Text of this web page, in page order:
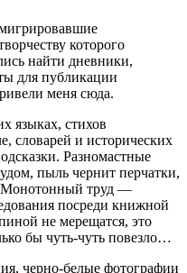
которого
найти дневники,
для публикации
меня сюда.
языках, стихов
словарей и исторических
Разномастные
пыль чернит перчатки,
Монотонный труд —
посреди книжной
не мерещатся, это
бы чуть-чуть повезло…
черно-белые фотографии